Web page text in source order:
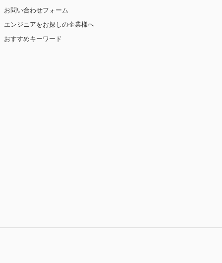
お問い合わせフォーム
エンジニアをお探しの企業様へ
おすすめキーワード